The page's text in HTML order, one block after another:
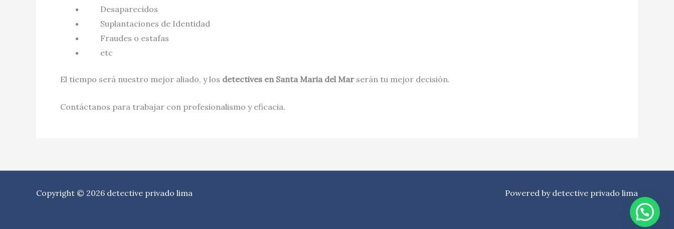
Desaparecidos
Suplantaciones de Identidad
Fraudes o estafas
etc
El tiempo será nuestro mejor aliado, y los detectives en Santa Maria del Mar serán tu mejor decisión.
Contáctanos para trabajar con profesionalismo y eficacia.
Copyright © 2026 detective privado lima Powered by detective privado lima